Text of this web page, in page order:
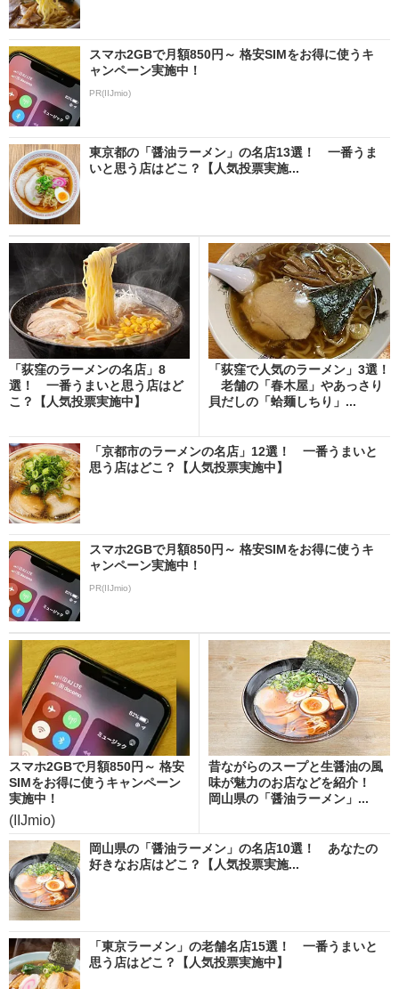
スマホ2GBで月額850円～ 格安SIMをお得に使うキ
ャンペーン実施中！
PR(IIJmio)
東京都の「醤油ラーメン」の名店13選！ 一番うま
いと思う店はどこ？【人気投票実施...
「荻窪のラーメンの名店」8
選！ 一番うまいと思う店はど
こ？【人気投票実施中】
「荻窪で人気のラーメン」3選！
老舗の「春木屋」やあっさり
貝だしの「蛤麺しちり」...
「京都市のラーメンの名店」12選！ 一番うまいと
思う店はどこ？【人気投票実施中】
スマホ2GBで月額850円～ 格安SIMをお得に使うキ
ャンペーン実施中！
PR(IIJmio)
スマホ2GBで月額850円～ 格安
SIMをお得に使うキャンペーン
実施中！
(IIJmio)
昔ながらのスープと生醤油の風
味が魅力のお店などを紹介！
岡山県の「醤油ラーメン」...
岡山県の「醤油ラーメン」の名店10選！ あなたの
好きなお店はどこ？【人気投票実施...
「東京ラーメン」の老舗名店15選！ 一番うまいと
思う店はどこ？【人気投票実施中】